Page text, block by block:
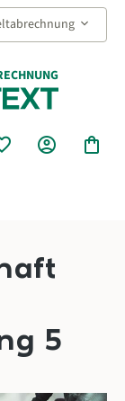
keyboard_arrow_down
account_circle shopping_bag
5